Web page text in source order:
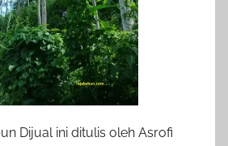
Dijual ini ditulis oleh Asrofi